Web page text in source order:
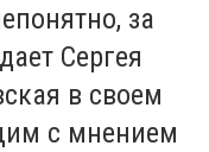
за
Сергея
в своем
с мнением